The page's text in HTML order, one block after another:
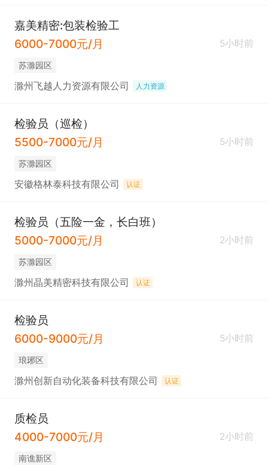
嘉美精密:包装检验工
6000-7000元/月
5小时前
苏滁园区
滁州飞越人力资源有限公司 人力资源
检验员（巡检）
5500-7000元/月
5小时前
苏滁园区
安徽格林泰科技有限公司 认证
检验员（五险一金，长白班）
5000-7000元/月
2小时前
苏滁园区
滁州晶美精密科技有限公司 认证
检验员
6000-9000元/月
5小时前
琅琊区
滁州创新自动化装备科技有限公司 认证
质检员
4000-7000元/月
2小时前
南谯新区